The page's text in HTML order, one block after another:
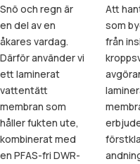
Snö och regn är
en del av en
åkares vardag.
Därför använder vi
ett laminerat
vattentätt
membran som
håller fukten ute,
kombinerat med
en PFAS-fri DWR-
Att
som
från